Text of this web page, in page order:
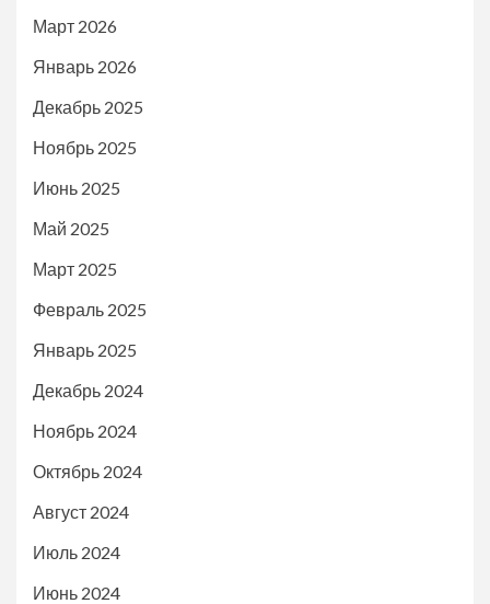
Март 2026
Январь 2026
Декабрь 2025
Ноябрь 2025
Июнь 2025
Май 2025
Март 2025
Февраль 2025
Январь 2025
Декабрь 2024
Ноябрь 2024
Октябрь 2024
Август 2024
Июль 2024
Июнь 2024